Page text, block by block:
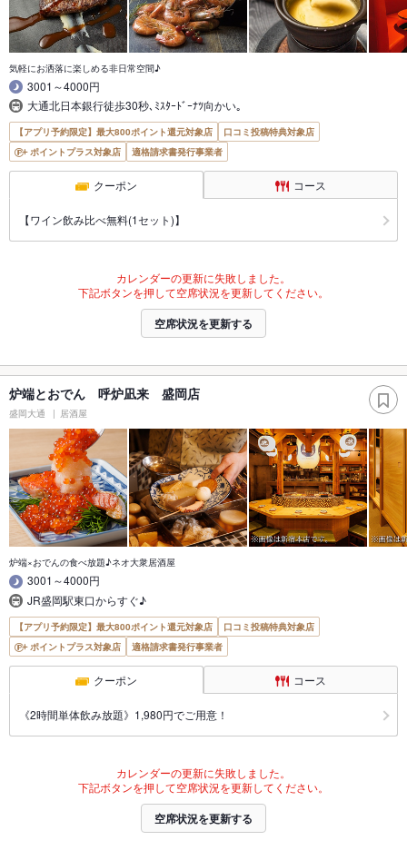
気軽にお洒落に楽しめる非日常空間♪
3001～4000円
大通北日本銀行徒歩30秒､ﾐｽﾀｰﾄﾞｰﾅﾂ向かい｡
【アプリ予約限定】最大800ポイント還元対象店
口コミ投稿特典対象店
ポイントプラス対象店
適格請求書発行事業者
クーポン コース
【ワイン飲み比べ無料(1セット)】
カレンダーの更新に失敗しました。
下記ボタンを押して空席状況を更新してください。
空席状況を更新する
炉端とおでん 呼炉凪来 盛岡店
盛岡大通 居酒屋
炉端×おでんの食べ放題♪ネオ大衆居酒屋
3001～4000円
JR盛岡駅東口からすぐ♪
【アプリ予約限定】最大800ポイント還元対象店
口コミ投稿特典対象店
ポイントプラス対象店
適格請求書発行事業者
クーポン コース
《2時間単体飲み放題》1,980円でご用意！
カレンダーの更新に失敗しました。
下記ボタンを押して空席状況を更新してください。
空席状況を更新する